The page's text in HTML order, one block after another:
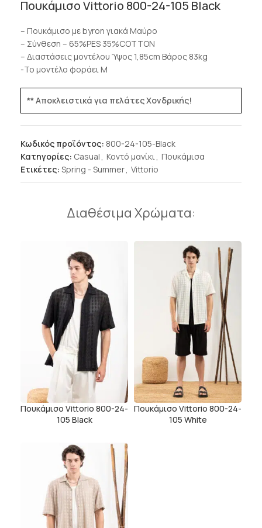
Πουκάμισο Vittorio 800-24-105 Black
– Πουκάμισο με byron γιακά Μαύρο
– Σύνθεση – 65%PES 35%COTTON
– Διαστάσεις μοντέλου Ύψος 1,85cm Βάρος 83kg
-Το μοντέλο φοράει Μ
** Αποκλειστικά για πελάτες Χονδρικής!
Κωδικός προϊόντος: 800-24-105-Black
Κατηγορίες: Casual , Κοντό μανίκι, Πουκάμισα
Ετικέτες: Spring - Summer, Vittorio
Διαθέσιμα Χρώματα:
Πουκάμισο Vittorio 800-24-
105 Black
Πουκάμισο Vittorio 800-24-
105 White